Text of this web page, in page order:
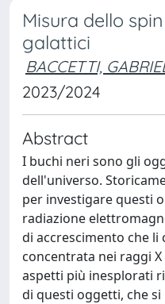
Misura dello
galattici
BACCETTI,
2023/2024
Abstract
I buchi neri sono gli
dell'universo.
per investigare questi
radiazione
di accrescimento che
concentrata nei raggi
aspetti più inesplorati
di questi oggetti, che